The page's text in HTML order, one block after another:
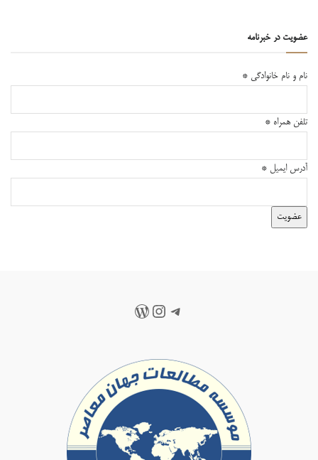
عضویت در خبرنامه
نام و نام خانوادگی *
تلفن همراه *
آدرس ایمیل *
عضویت
تلگراماینستاگرم
وردپرس